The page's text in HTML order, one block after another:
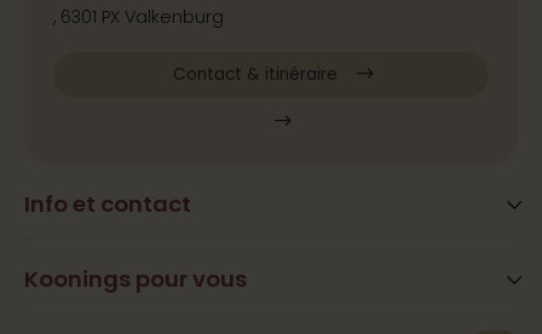
Info et contact
Questions fréquemment posées
Koonings pour vous
, 6301 PX Valkenburg
Contact & itinéraire